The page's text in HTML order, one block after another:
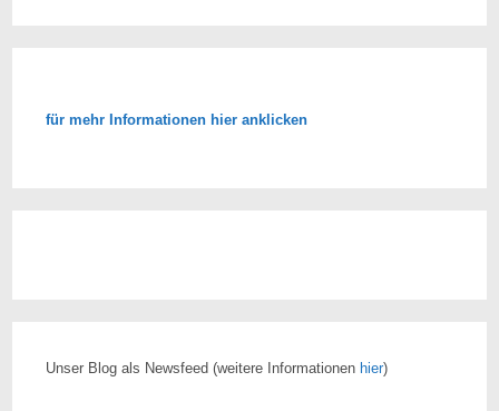
für mehr Informationen hier anklicken
Unser Blog als Newsfeed(weitere Informationen hier)